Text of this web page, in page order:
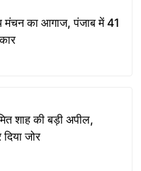
मंचन का आगाज, पंजाब में 41
शाह की बड़ी अपील,
जोर